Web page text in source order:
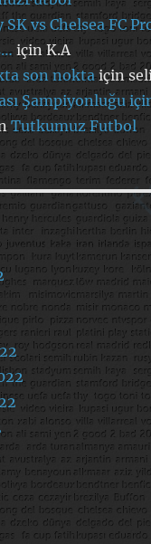
SK vs Chelsea FC
içinK.A
son noktaiçin
Şampiyonluğu
Tutkumuz Futbol